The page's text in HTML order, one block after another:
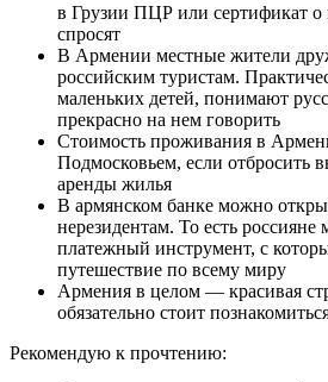
в Грузии ПЦР или сертификат о
спросят
В Армении местные жители
российским туристам.
маленьких детей, понимают
прекрасно на нем говорить
Стоимость проживания в
Подмосковьем, если отбросить
аренды жилья
В армянском банке можно
нерезидентам. То есть россияне
платежный инструмент, с
путешествие по всему миру
Армения в целом — красивая
обязательно стоит
Рекомендую к прочтению: